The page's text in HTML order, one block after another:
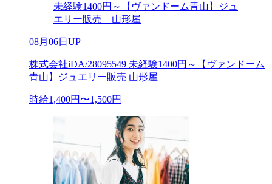
未経験1400円～【ヴァンドーム青山】ジュ
エリー販売 山形屋
08月06日UP
株式会社iDA/28095549 未経験1400円～【ヴァンドーム
青山】ジュエリー販売 山形屋
時給1,400円〜1,500円